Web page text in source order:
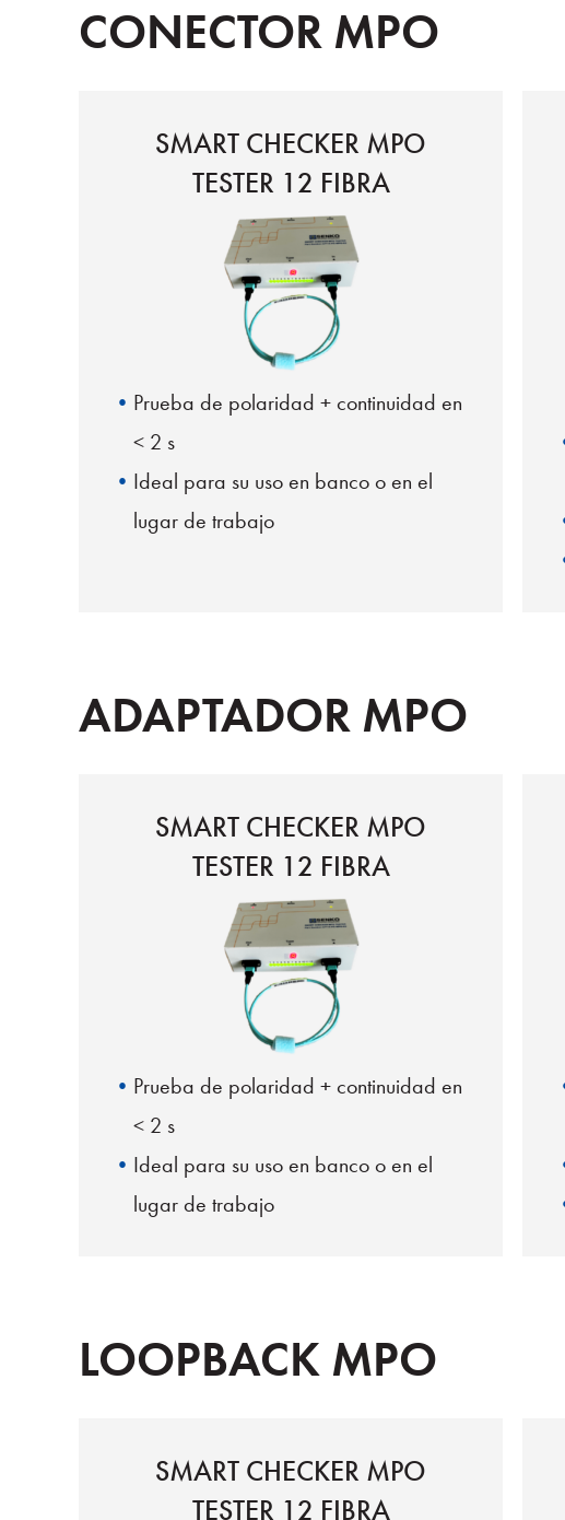
CONECTOR MPO
SMART CHECKER MPO
TESTER 12 FIBRA
Prueba de polaridad + continuidad en
< 2 s
Ideal para su uso en banco o en el
lugar de trabajo
ADAPTADOR MPO
SMART CHECKER MPO
TESTER 12 FIBRA
Prueba de polaridad + continuidad en
< 2 s
Ideal para su uso en banco o en el
lugar de trabajo
LOOPBACK MPO
SMART CHECKER MPO
TESTER 12 FIBRA